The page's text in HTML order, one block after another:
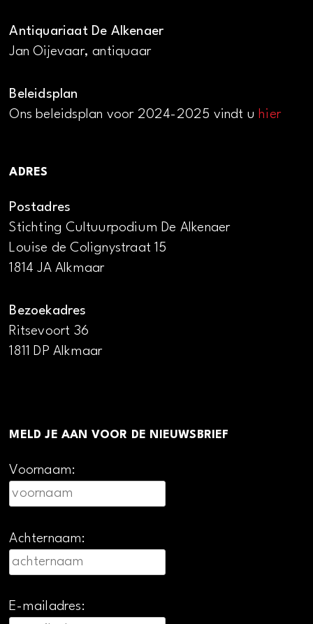
Antiquariaat De Alkenaer
Jan Oijevaar, antiquaar
Beleidsplan
Ons beleidsplan voor 2024-2025 vindt u hier
ADRES
Postadres
Stichting Cultuurpodium De Alkenaer
Louise de Colignystraat 15
1814 JA Alkmaar
Bezoekadres
Ritsevoort 36
1811 DP Alkmaar
MELD JE AAN VOOR DE NIEUWSBRIEF
Voornaam:
Achternaam:
E-mailadres: